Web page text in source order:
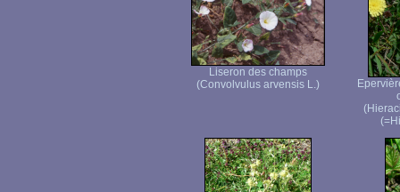
Liseron des champs
(Convolvulus arvensis L.)